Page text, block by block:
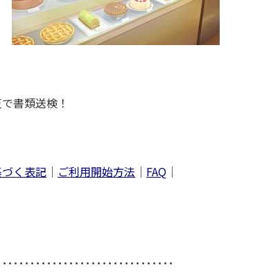
書類送検！
く表記 ｜ ご利用開始方法 ｜ FAQ ｜
･･････････････････････････････